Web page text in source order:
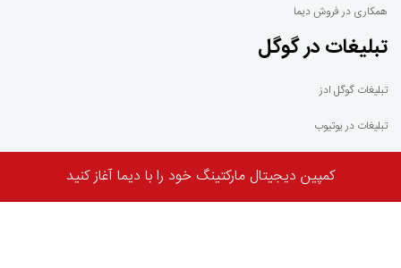
کمپین دیجیتال مارکتینگ خود را با دیما آغاز کنید
همکاری در فروش دیما
تبلیغات در گوگل
تبلیغات گوگل ادز
تبلیغات در یوتیوب